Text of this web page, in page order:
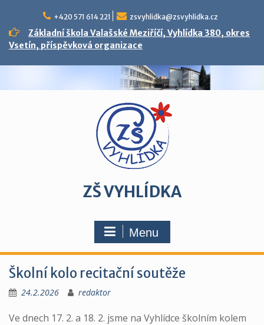
content
+420 571 614 221 zsvyhlidka@zsvyhlidka.cz
Základní škola Valašské Meziříčí, Vyhlídka 380, okres
Vsetín, příspěvková organizace
ZŠ VYHLÍDKA
Menu
Školní kolo recitační soutěže
24.2.2026 redaktor
Ve dnech 17. 2. a 18. 2. jsme na Vyhlídce školním kolem